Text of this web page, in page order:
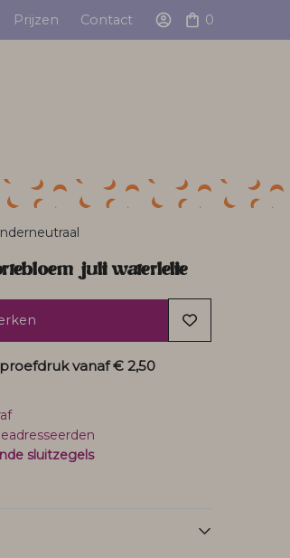
Prijzen Contact 0
juli waterlelie
vanaf€ 2,50
sluitzegels